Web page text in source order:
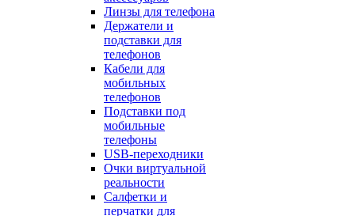
Линзы для телефона
Держатели и
подставки для
телефонов
Кабели для
мобильных
телефонов
Подставки под
мобильные
телефоны
USB-переходники
Очки виртуальной
реальности
Салфетки и
перчатки для